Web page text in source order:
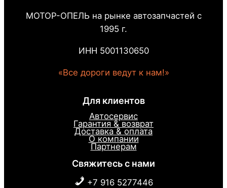
МОТОР-ОПЕЛЬ на рынке автозапчастей с
1995 г.
ИНН 5001130650
«Все дороги ведут к нам!»
Для клиентов
Автосервис
Гарантия & возврат
Доставка & оплата
О компании
Партнерам
Свяжитесь с нами
+7 916 5277446